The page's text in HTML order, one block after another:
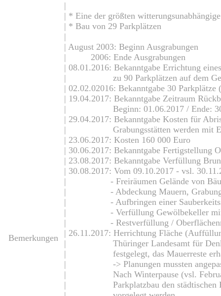
Bemerkungen
|
| * Eine der größten
| * Bau von 29 Parkplätzen
|
| August 2003: Beginn Ausgrabungen
| 2006: Ende Ausgrabungen
| 08.01.2016: Bekanntgabe Errichtung
| zu 90 Parkplätzen auf dem
| 02.02.02016: Bekanntgabe 30
| 19.04.2017: Bekanntgabe Zeitraum
| Beginn: 01.06.2017 / Ende:
| 29.04.2017: Bekanntgabe Kosten für
| Grabungsstätten werden mit
| 23.06.2017: Kosten 160 000 Euro
| 30.06.2017: Bekanntgabe Fertigstellung
| 23.08.2017: Bekanntgabe Verfüllung
| 30.08.2017: Vom 09.10.2017 - vsl.
| - Freiräumen Gelände von
| - Abdeckung Mauern,
| - Aufbringen einer
| - Verfüllung Gewölbekeller mit
| - Restverfüllung /
| 26.11.2017: Herrichtung Fläche
| Thüringer Landesamt für
| festgelegt, das Mauerreste
| -> Planungen mussten
| Nach Winterpause (vsl. Februar
| Parkplatzbau den städtischen